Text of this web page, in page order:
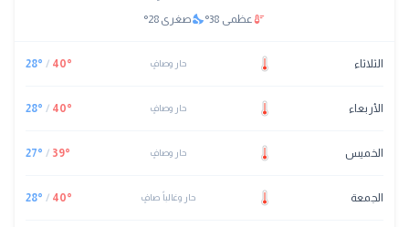
thermostat عظمى 38
°
nights_stayصغرى 28
°
الثلاثاء حار وصافٍ 40°
/
28°
الأربعاء حار وصافٍ 40°
/
28°
الخميس حار وصافٍ 39°
/
27°
الجمعة حار وغالباً صافٍ 40°
/
28°